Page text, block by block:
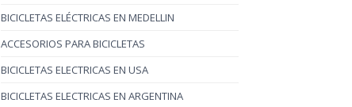
BICICLETAS ELÉCTRICAS EN MEDELLIN
ACCESORIOS PARA BICICLETAS
BICICLETAS ELECTRICAS EN USA
BICICLETAS ELECTRICAS EN ARGENTINA